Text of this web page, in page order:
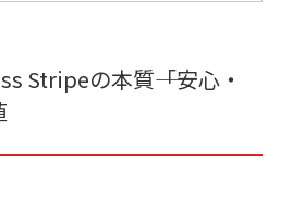
Stripeの本質――「安心・